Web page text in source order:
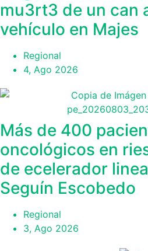
mu3rt3 de un can
vehículo en Majes
Regional
4, Ago 2026
Más de 400
oncológicos en
de ecelerador
Seguín Escobedo
Regional
3, Ago 2026